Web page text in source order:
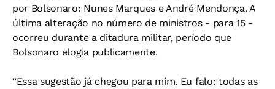
por Bolsonaro: Nunes Marques e André Mendonça. A
última alteração no número de ministros - para 15 -
ocorreu durante a ditadura militar, período que
Bolsonaro elogia publicamente.
“Essa sugestão já chegou para mim. Eu falo: todas as